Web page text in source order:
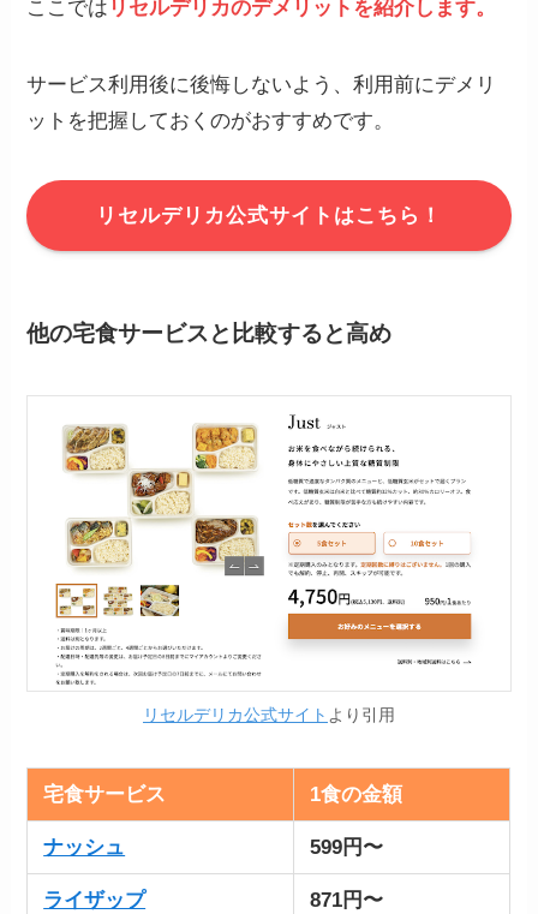
ここでは リセルデリカのデメリットを紹介します。
サービス利用後に後悔しないよう、利用前にデメリ
ットを把握しておくのがおすすめです。
リセルデリカ公式サイトはこちら！
他の宅食サービスと比較すると高め
リセルデリカ公式サイト より引用
宅食サービス 1食の金額
ナッシュ 599円〜
ライザップ 871円〜